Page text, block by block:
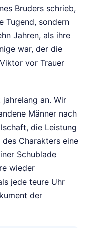
Bruders schrieb,
Tugend, sondern
Jahren, als ihre
war, der die
vor Trauer
an. Wir
Männer nach
die Leistung
Charakters eine
Schublade
wieder
jede teure Uhr
der